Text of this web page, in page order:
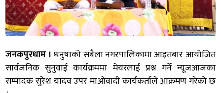
जनकपुरधाम । धनुषाको सबैला नगरपालिकामा आइतबार आयोजित
सार्वजनिक सुनुवाई कार्यक्रममा मेयरलाई प्रश्न गर्ने न्यूजआजका
सम्पादक सुरेश यादव उपर माओवादी कार्यकर्ताले आक्रमण गरेको छ